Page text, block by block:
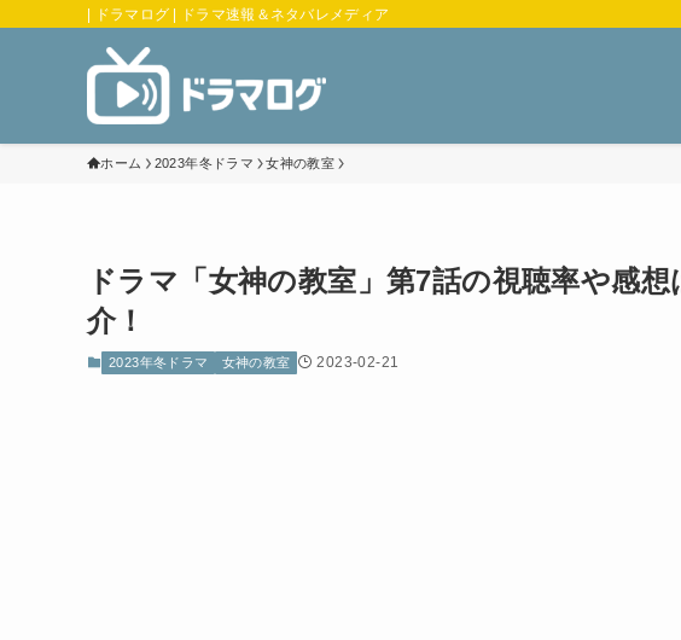
| ドラマログ | ドラマ速報＆ネタバレメディア
ホーム 2023年冬ドラマ 女神の教室
ドラマ「女神の教室」第7話の視聴率や感
介！
2023年冬ドラマ 女神の教室 2023-02-21